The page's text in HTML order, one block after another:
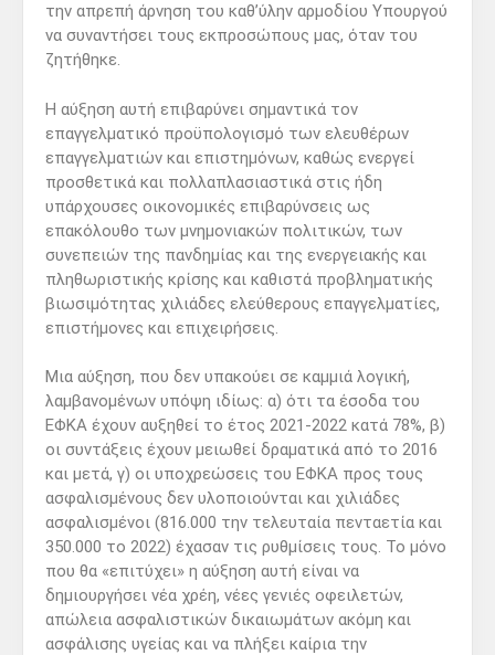
την απρεπή άρνηση του καθ’ύλην αρμοδίου Υπουργού
να συναντήσει τους εκπροσώπους μας, όταν του
ζητήθηκε.
Η αύξηση αυτή επιβαρύνει σημαντικά τον
επαγγελματικό προϋπολογισμό των ελευθέρων
επαγγελματιών και επιστημόνων, καθώς ενεργεί
προσθετικά και πολλαπλασιαστικά στις ήδη
υπάρχουσες οικονομικές επιβαρύνσεις ως
επακόλουθο των μνημονιακών πολιτικών, των
συνεπειών της πανδημίας και της ενεργειακής και
πληθωριστικής κρίσης και καθιστά προβληματικής
βιωσιμότητας χιλιάδες ελεύθερους επαγγελματίες,
επιστήμονες και επιχειρήσεις.
Μια αύξηση, που δεν υπακούει σε καμμιά λογική,
λαμβανομένων υπόψη ιδίως: α) ότι τα έσοδα του
ΕΦΚΑ έχουν αυξηθεί το έτος 2021-2022 κατά 78%, β)
οι συντάξεις έχουν μειωθεί δραματικά από το 2016
και μετά, γ) οι υποχρεώσεις του ΕΦΚΑ προς τους
ασφαλισμένους δεν υλοποιούνται και χιλιάδες
ασφαλισμένοι (816.000 την τελευταία πενταετία και
350.000 το 2022) έχασαν τις ρυθμίσεις τους. Το μόνο
που θα «επιτύχει» η αύξηση αυτή είναι να
δημιουργήσει νέα χρέη, νέες γενιές οφειλετών,
απώλεια ασφαλιστικών δικαιωμάτων ακόμη και
ασφάλισης υγείας και να πλήξει καίρια την